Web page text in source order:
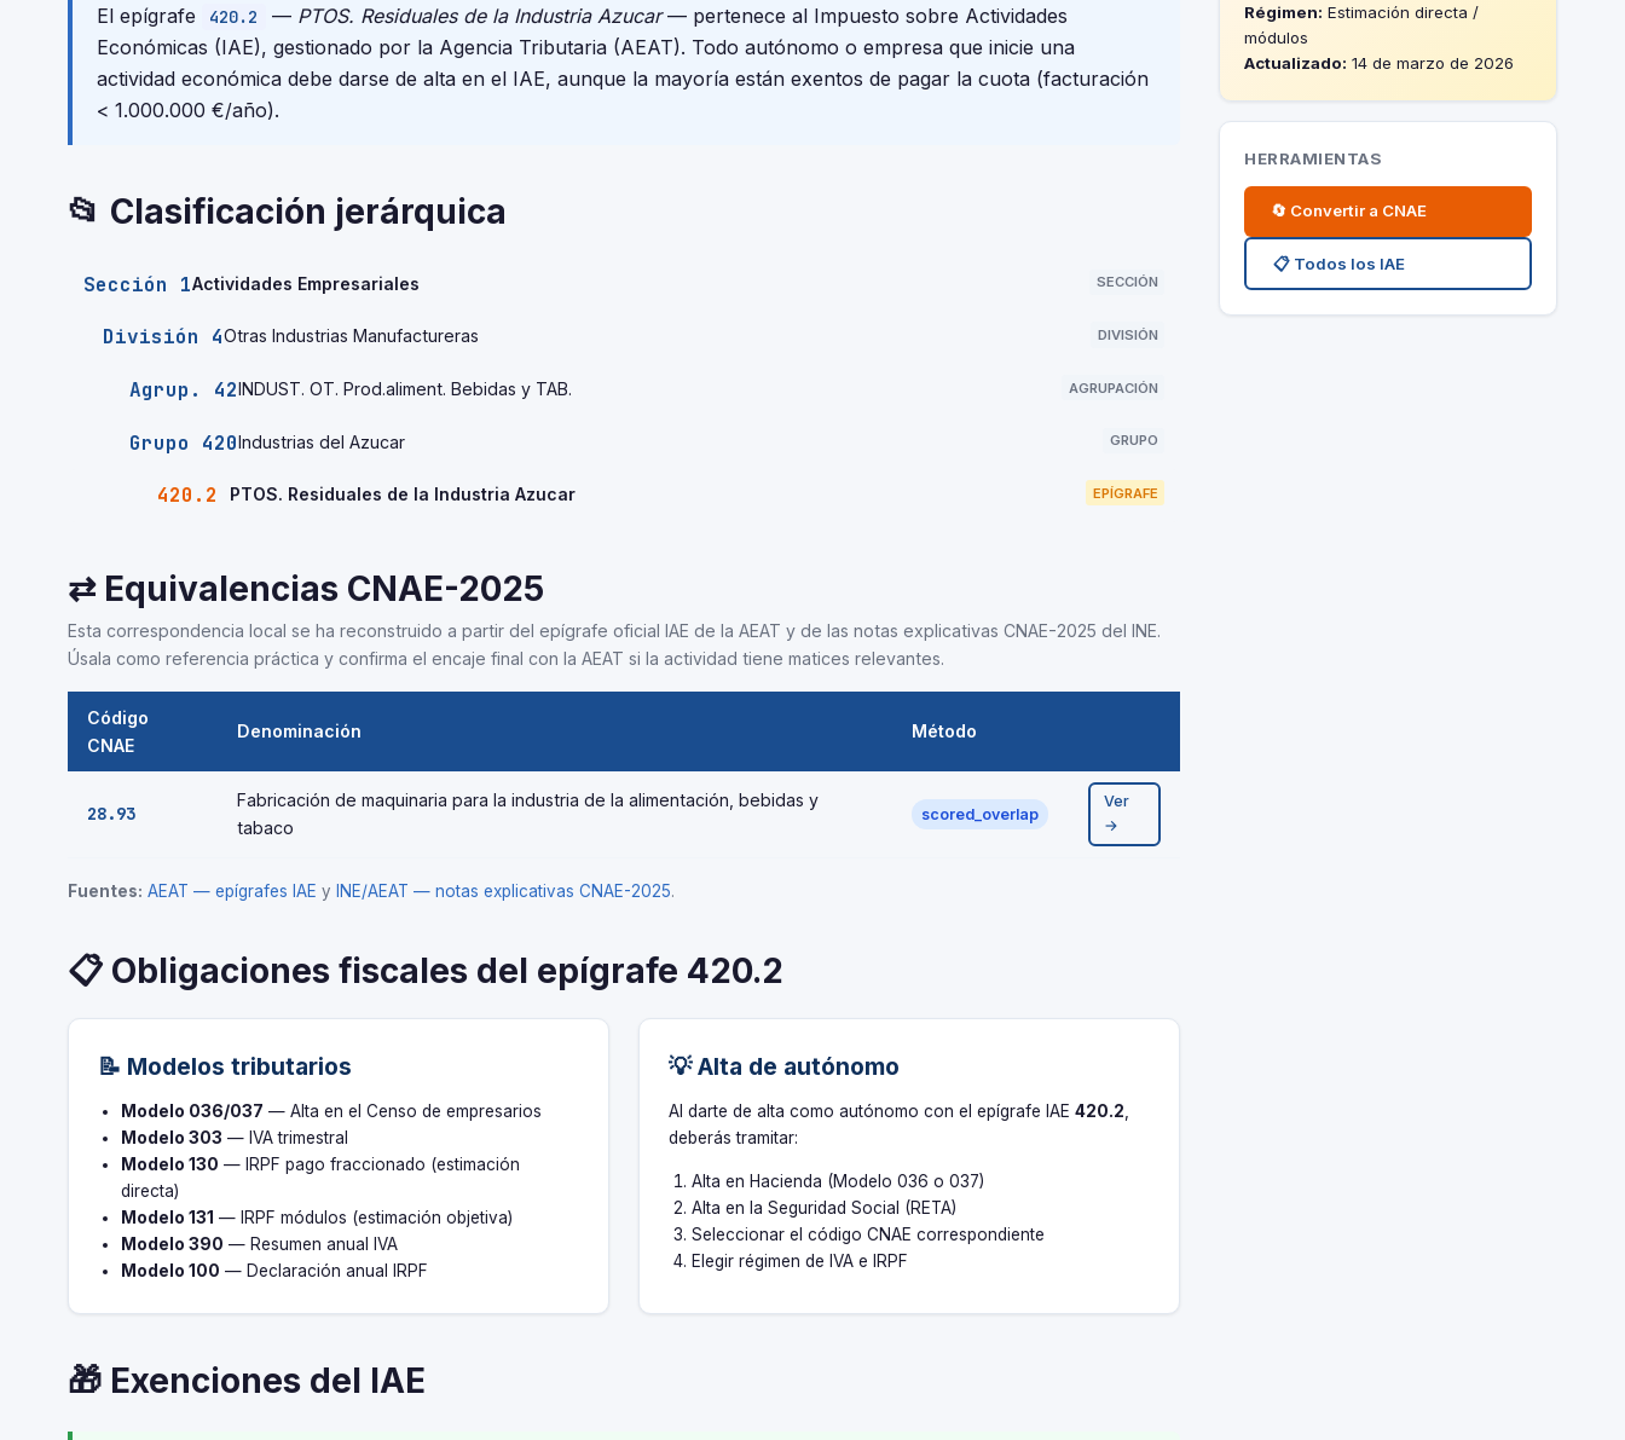
El epígrafe
420.2 — PTOS. Residuales de la Industria Azucar— pertenece al Impuesto sobre Actividades
Económicas (IAE), gestionado por la Agencia Tributaria (AEAT). Todo autónomo o empresa que inicie una
actividad económica debe darse de alta en el IAE, aunque la mayoría están exentos de pagar la cuota (facturación
< 1.000.000 €/año).
📂 Clasificación jerárquica
Sección 1Actividades Empresariales SECCIÓN
División 4Otras Industrias Manufactureras DIVISIÓN
Agrup. 42INDUST. OT. Prod.aliment. Bebidas y TAB. AGRUPACIÓN
Grupo 420Industrias del Azucar GRUPO
420.2 PTOS. Residuales de la Industria Azucar EPÍGRAFE
⇄ Equivalencias CNAE-2025
Esta correspondencia local se ha reconstruido a partir del epígrafe oficial IAE de la AEAT y de las notas explicativas CNAE-2025 del INE.
Úsala como referencia práctica y confirma el encaje final con la AEAT si la actividad tiene matices relevantes.
Código
CNAE
Denominación Método
28.93
Fabricación de maquinaria para la industria de la alimentación, bebidas y
tabaco
scored_overlap
Ver
→
Fuentes: AEAT — epígrafes IAE y INE/AEAT — notas explicativas CNAE-2025.
📋 Obligaciones fiscales del epígrafe 420.2
📝 Modelos tributarios
Modelo 036/037 — Alta en el Censo de empresarios
Modelo 303 — IVA trimestral
Modelo 130 — IRPF pago fraccionado (estimación
directa)
Modelo 131 — IRPF módulos (estimación objetiva)
Modelo 390 — Resumen anual IVA
Modelo 100 — Declaración anual IRPF
💡 Alta de autónomo
Al darte de alta como autónomo con el epígrafe IAE 420.2
deberás tramitar:
Alta en Hacienda (Modelo 036 o 037)
Alta en la Seguridad Social (RETA)
Seleccionar el código CNAE correspondiente
Elegir régimen de IVA e IRPF
🎁 Exenciones del IAE
Régimen: Estimación directa /
módulos
Actualizado: 14 de marzo de 2026
HERRAMIENTAS
🔄 Convertir a CNAE
📋 Todos los IAE